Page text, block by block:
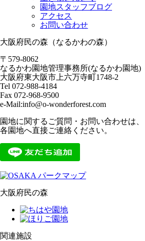
園地スタッフブログ
アクセス
お問い合わせ
大阪府民の森（なるかわの森）
〒579-8062
なるかわ園地管理事務所(なるかわ園地)
大阪府東大阪市上六万寺町1748-2
Tel 072-988-4184
Fax 072-968-9500
e-Mail:info@o-wonderforest.com
園地に関するご質問・お問い合わせは、
各園地へ直接ご連絡ください。
大阪府民の森
関連施設